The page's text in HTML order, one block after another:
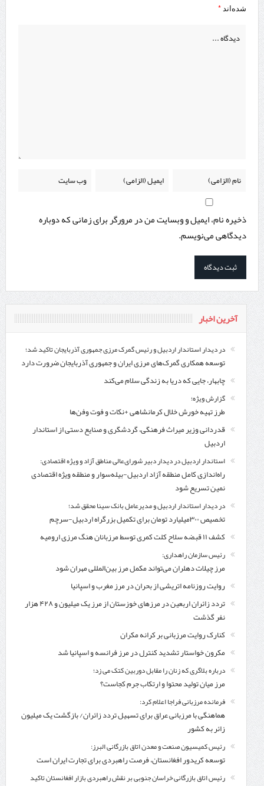
شده‌اند *
ذخیره نام، ایمیل و وبسایت من در مرورگر برای زمانی که دوباره
دیدگاهی می‌نویسم.
آخرین اخبار
در دیدار استاندار اردبیل و رئیس گمرک مرزی جمهوری آذربایجان تاکید شد؛
توسعه همکاری گمرک‌های مرزی ایران و جمهوری آذربایجان ضرورت دارد
چابهار، جایی که دریا به زندگی سلام می‌کند
گزارش ویژه؛
طرز تهیه خورش خلال کرمانشاهی +نکات و فوت وفن‌ها
قدردانی وزیر میراث فرهنگی، گردشگری و صنایع دستی از استاندار
اردبیل
استاندار اردبیل در دیدار دبیر شورای‌عالی مناطق آزاد و ویژه اقتصادی:
راه‌اندازی کامل منطقه آزاد اردبیل-بیله‌سوار و منطقه ویژه اقتصادی
نمین تسریع شود
در دیدار استاندار اردبیل و مدیرعامل بانک سینا محقق شد؛
تخصیص ۳۰۰میلیارد تومان برای تکمیل بزرگراه اردبیل-سرچم
کشف ۱۱ قبضه سلاح کلت کمری توسط مرزبانان هنگ مرزی ارومیه
رئیس سازمان راهداری:
مرز چیلات دهلران می‌تواند مکمل مرز بین‌المللی مهران شود
روایت روزنامه اتریشی از بحران در مرز مغرب و اسپانیا
تردد زائران اربعین در مرزهای خوزستان از مرز یک میلیون و ۴۲۸ هزار
نفر گذشت
کنارک روایت مرزبانی بر کرانه مکران
مکرون خواستار تشدید کنترل‌ در مرز فرانسه و اسپانیا شد
درباره بلاگری که زنان را مقابل دوربین کتک می زد؛
مرز میان تولید محتوا و ارتکاب جرم کجاست؟
فرمانده مرزبانی فراجا اعلام کرد:
هماهنگی با مرزبانی عراق برای تسهیل تردد زائران/ بازگشت یک میلیون
زائر به کشور
رئیس کمیسیون صنعت و معدن اتاق بازرگانی البرز:
توسعه کریدور افغانستان، فرصت راهبردی برای تجارت ایران است
رئیس اتاق بازرگانی خراسان جنوبی بر نقش راهبردی بازار افغانستان تاکید